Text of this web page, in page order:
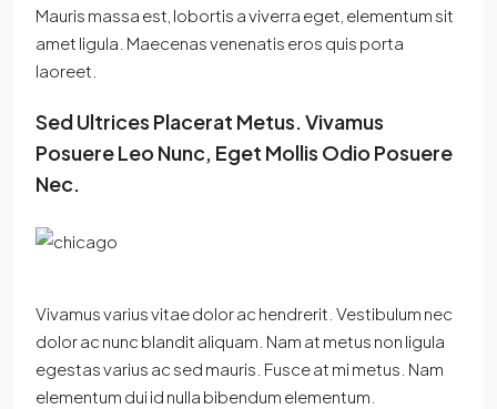
Mauris massa est, lobortis a viverra eget, elementum sit
amet ligula. Maecenas venenatis eros quis porta
laoreet.
Sed Ultrices Placerat Metus. Vivamus
Posuere Leo Nunc, Eget Mollis Odio Posuere
Nec.
Vivamus varius vitae dolor ac hendrerit. Vestibulum nec
dolor ac nunc blandit aliquam. Nam at metus non ligula
egestas varius ac sed mauris. Fusce at mi metus. Nam
elementum dui id nulla bibendum elementum.